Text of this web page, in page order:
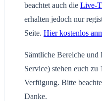
beachtet auch die Live-
erhalten jedoch nur
Seite. Hier kostenlos
Sämtliche Bereiche
Service) stehen euch zu
Verfügung. Bitte
Danke.